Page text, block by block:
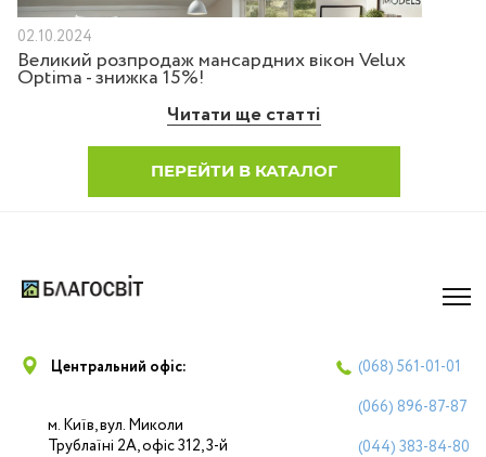
02.10.2024
Великий розпродаж мансардних вікон Velux
Optima - знижка 15%!
Читати ще статті
ПЕРЕЙТИ В КАТАЛОГ
Центральний офіс:
м. Київ, вул. Миколи
Трублаїні 2А, офіс 312, 3-й
(068) 561-01-01
(066) 896-87-87
(044) 383-84-80